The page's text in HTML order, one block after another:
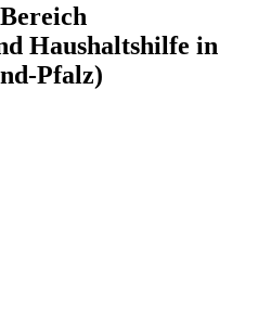
Haushaltshilfe in
Pfalz)